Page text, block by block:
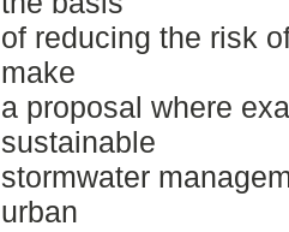
of reducing the risk
make
a proposal where
sustainable
stormwater
urban